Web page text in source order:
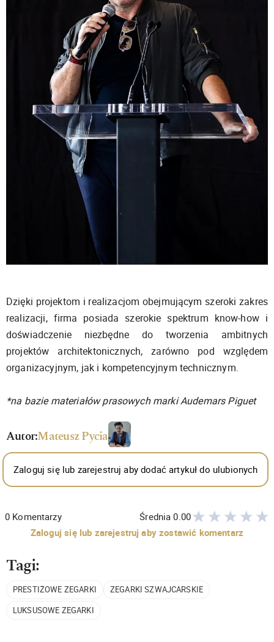
Dzięki projektom i realizacjom obejmującym szeroki zakres
realizacji, firma posiada szerokie spektrum know-how i
doświadczenie niezbędne do tworzenia ambitnych
projektów architektonicznych, zarówno pod względem
organizacyjnym, jak i kompetencyjnym technicznym.
*na bazie materiałów prasowych marki Audemars Piguet
Autor:Mateusz Pycia
Zaloguj się lub zarejestruj aby dodać artykuł do ulubionych
0 Komentarzy Średnia0.00
Zaloguj się lub zarejestruj aby zostawić komentarz
Tagi:
PRESTIŻOWE ZEGARKI
ZEGARKI SZWAJCARSKIE
LUKSUSOWE ZEGARKI